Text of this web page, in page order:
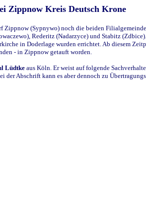
Zippnow Kreis Deutsch Krone
Zippnow (Sypnywo) noch die beiden
Rederitz (Nadarzyce) und Stabitz
in Doderlage wurden errichtet. Ab diesem
- in Zippnow getauft worden.
Lüdtke aus Köln. Er weist auf folgende
Abschrift kann es aber dennoch zu